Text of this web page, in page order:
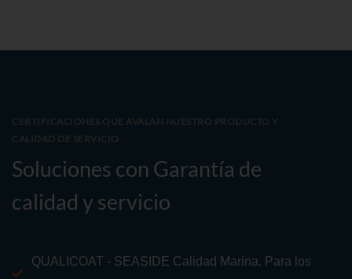
CERTIFICACIONES QUE AVALAN NUESTRO PRODUCTO Y
CALIDAD DE SERVICIO
Soluciones con Garantía de
calidad y servicio
QUALICOAT - SEASIDE Calidad Marina. Para los